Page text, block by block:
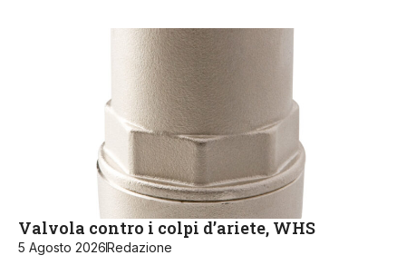
Valvola contro i colpi d’ariete, WHS
5 Agosto 2026Redazione